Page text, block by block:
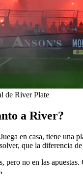
de River Plate
a River?
en casa, tiene una
que la diferencia
pero no en las